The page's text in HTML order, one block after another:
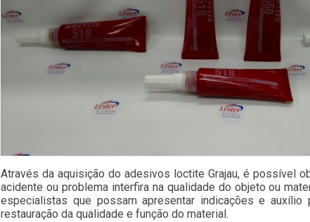
Através da aquisição do adesivos loctite Grajau, é possível
acidente ou problema interfira na qualidade do objeto ou
especialistas que possam apresentar indicações e auxílio
restauração da qualidade e função do material.